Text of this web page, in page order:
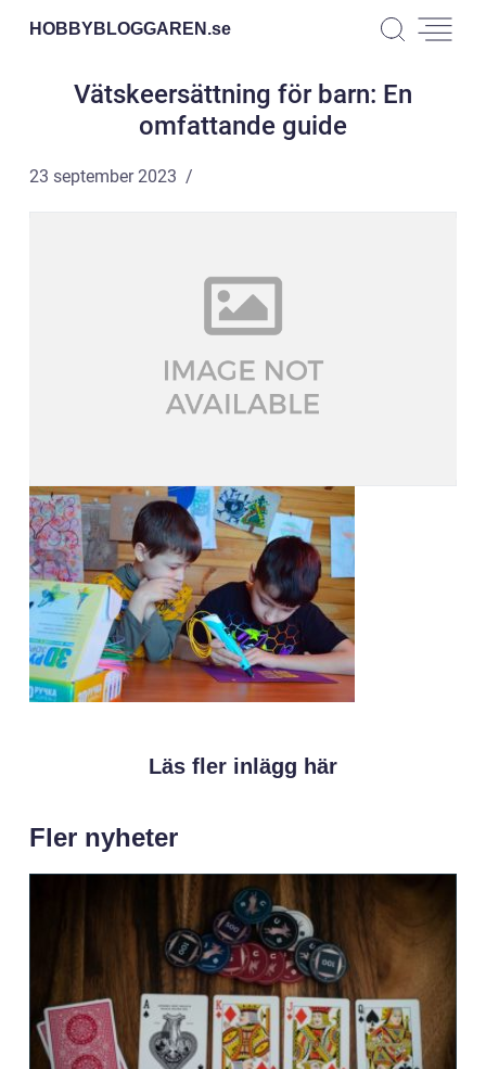
HOBBYBLOGGAREN.se
Vätskeersättning för barn: En
omfattande guide
23 september 2023
Läs fler inlägg här
Fler nyheter